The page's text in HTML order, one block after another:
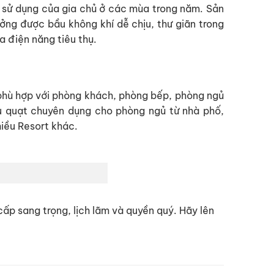
dụng của gia chủ ở các mùa trong năm. Sản
được bầu không khí dễ chịu, thư giãn trong
điện năng tiêu thụ.
hợp với phòng khách, phòng bếp, phòng ngủ
chuyên dụng cho phòng ngủ từ nhà phố,
Resort khác.
sang trọng, lịch lãm và quyền quý. Hãy lên